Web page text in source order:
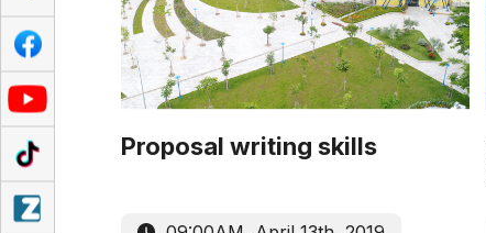
Proposal writing skills